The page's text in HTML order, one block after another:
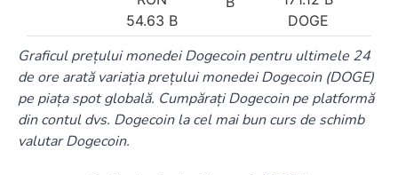
54.63 B
DOGE
Graficul prețului monedei Dogecoin pentru ultimele 24
de ore arată variația prețului monedei Dogecoin (DOGE)
pe piața spot globală. Cumpărați Dogecoin pe platformă
din contul dvs. Dogecoin la cel mai bun curs de schimb
valutar Dogecoin.